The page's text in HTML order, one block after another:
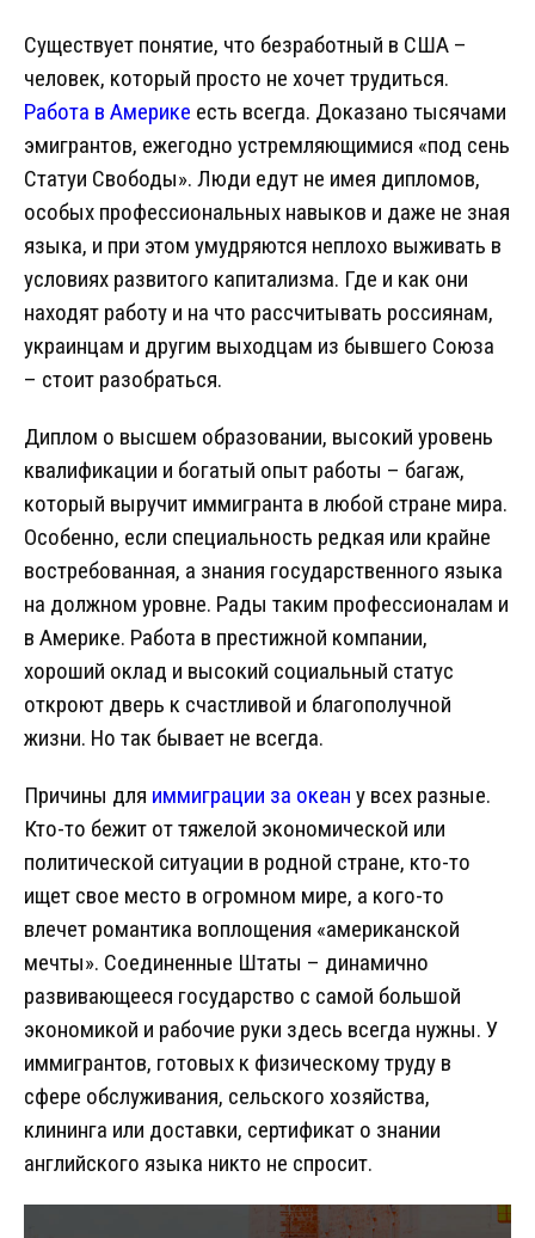
Существует понятие, что безработный в США –
человек, который просто не хочет трудиться.
Работа в Америке есть всегда. Доказано тысячами
эмигрантов, ежегодно устремляющимися «под сень
Статуи Свободы». Люди едут не имея дипломов,
особых профессиональных навыков и даже не зная
языка, и при этом умудряются неплохо выживать в
условиях развитого капитализма. Где и как они
находят работу и на что рассчитывать россиянам,
украинцам и другим выходцам из бывшего Союза
– стоит разобраться.
Диплом о высшем образовании, высокий уровень
квалификации и богатый опыт работы – багаж,
который выручит иммигранта в любой стране мира.
Особенно, если специальность редкая или крайне
востребованная, а знания государственного языка
на должном уровне. Рады таким профессионалам и
в Америке. Работа в престижной компании,
хороший оклад и высокий социальный статус
откроют дверь к счастливой и благополучной
жизни. Но так бывает не всегда.
Причины для иммиграции за океан у всех разные.
Кто-то бежит от тяжелой экономической или
политической ситуации в родной стране, кто-то
ищет свое место в огромном мире, а кого-то
влечет романтика воплощения «американской
мечты». Соединенные Штаты – динамично
развивающееся государство с самой большой
экономикой и рабочие руки здесь всегда нужны. У
иммигрантов, готовых к физическому труду в
сфере обслуживания, сельского хозяйства,
клининга или доставки, сертификат о знании
английского языка никто не спросит.